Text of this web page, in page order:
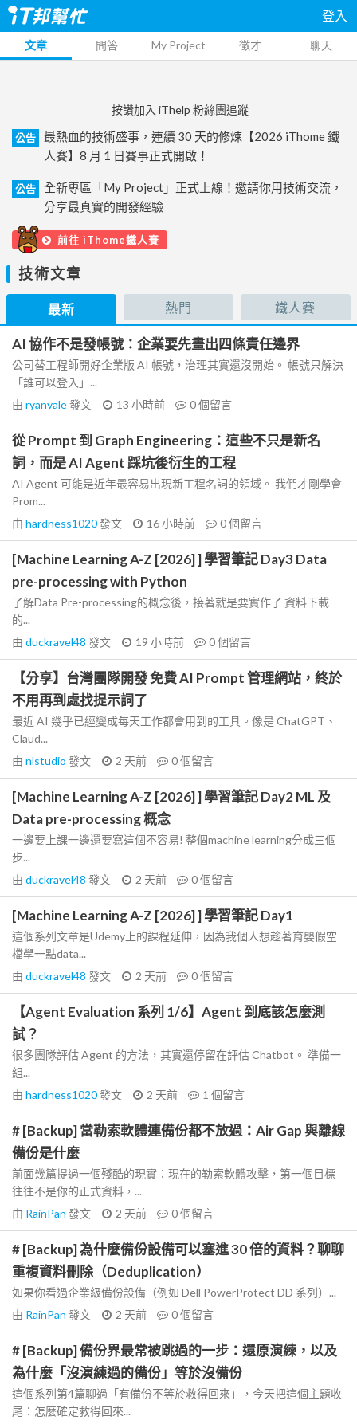
登入
文章 問答 My Project 徵才 聊天
按讚加入 iThelp 粉絲團追蹤
公告
最熱血的技術盛事，連續 30 天的修煉【2026 iThome 鐵
人賽】8 月 1 日賽事正式開啟！
公告
全新專區「My Project」正式上線！邀請你用技術交流，
分享最真實的開發經驗
前往 iThome鐵人賽
技術文章
最新 熱門 鐵人賽
AI 協作不是發帳號：企業要先畫出四條責任邊界
公司替工程師開好企業版 AI 帳號，治理其實還沒開始。 帳號只解決
「誰可以登入」...
由 ryanvale發文 13 小時前 0個留言
從 Prompt 到 Graph Engineering：這些不只是新名
詞，而是 AI Agent 踩坑後衍生的工程
AI Agent 可能是近年最容易出現新工程名詞的領域。 我們才剛學會
Prom...
由 hardness1020發文 16 小時前 0個留言
[Machine Learning A-Z [2026] ] 學習筆記 Day3 Data
pre-processing with Python
了解Data Pre-processing的概念後，接著就是要實作了 資料下載
的...
由 duckravel48 發文 19 小時前 0個留言
【分享】台灣團隊開發 免費 AI Prompt 管理網站，終於
不用再到處找提示詞了
最近 AI 幾乎已經變成每天工作都會用到的工具。像是 ChatGPT、
Claud...
由 nlstudio 發文 2 天前 0個留言
[Machine Learning A-Z [2026] ] 學習筆記 Day2 ML 及
Data pre-processing 概念
一邊要上課一邊還要寫這個不容易! 整個machine learning分成三個
步...
由 duckravel48 發文 2 天前 0個留言
[Machine Learning A-Z [2026] ] 學習筆記 Day1
這個系列文章是Udemy上的課程延伸，因為我個人想趁著育嬰假空
檔學一點data...
由 duckravel48 發文 2 天前 0個留言
【Agent Evaluation 系列 1/6】Agent 到底該怎麼測
試？
很多團隊評估 Agent 的方法，其實還停留在評估 Chatbot。 準備一
組...
由 hardness1020發文 2 天前 1 個留言
# [Backup] 當勒索軟體連備份都不放過：Air Gap 與離線
備份是什麼
前面幾篇提過一個殘酷的現實：現在的勒索軟體攻擊，第一個目標
往往不是你的正式資料，...
由 RainPan 發文 2 天前 0個留言
# [Backup] 為什麼備份設備可以塞進 30 倍的資料？聊聊
重複資料刪除（Deduplication）
如果你看過企業級備份設備（例如 Dell PowerProtect DD 系列）...
由 RainPan 發文 2 天前 0個留言
# [Backup] 備份界最常被跳過的一步：還原演練，以及
為什麼「沒演練過的備份」等於沒備份
這個系列第4篇聊過「有備份不等於救得回來」，今天把這個主題收
尾：怎麼確定救得回來...